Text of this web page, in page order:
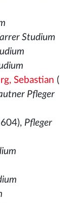
Studium
Sebastian (
Pfleger
Pfleger